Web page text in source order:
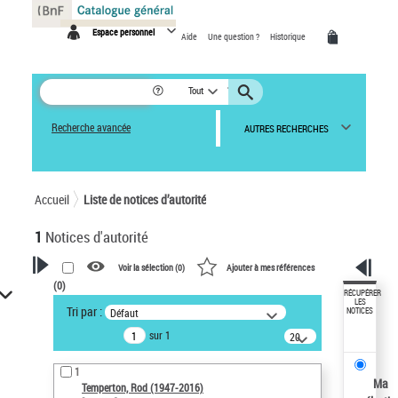
Espace personnel Aide Une question ? Historique
Tout
Recherche avancée AUTRES RECHERCHES
Accueil Liste de notices d’autorité
1 Notices d'autorité
VOTRE RECHERCHE
Recherche avancée dans les
notices d’autorité
Œuvres liées à l'auteur :
Temperton, Rod (1947-2016)
Voir la sélection (0) Ajouter à mes références
(0)
Tri par : Défaut
sur 1
20
résultats/page
1
Temperton, Rod (1947-2016)
RÉCUPÉRER
LES
NOTICES
Ma
Panneau de gestion des cookies